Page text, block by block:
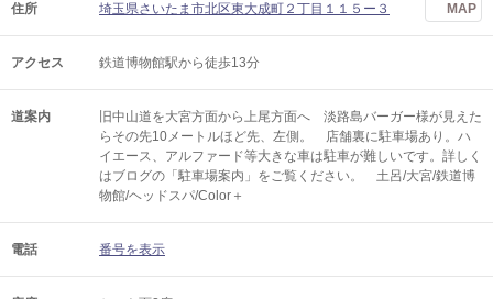
住所 埼玉県さいたま市北区東大成町２丁目１１５ー３ MAP
アクセス 鉄道博物館駅から徒歩13分
道案内
旧中山道を大宮方面から上尾方面へ 淡路島バーガー様が見えた
らその先10メートルほど先、左側。 店舗裏に駐車場あり。ハ
イエース、アルファード等大きな車は駐車が難しいです。詳しく
はブログの「駐車場案内」をご覧ください。 土呂/大宮/鉄道博
物館/ヘッドスパ/Color＋
電話 番号を表示